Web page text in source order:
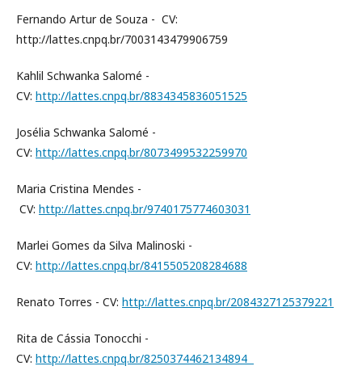
Fernando Artur de Souza - CV:
http://lattes.cnpq.br/7003143479906759
Kahlil Schwanka Salomé -
CV: http://lattes.cnpq.br/8834345836051525
Josélia Schwanka Salomé -
CV: http://lattes.cnpq.br/8073499532259970
Maria Cristina Mendes -
CV: http://lattes.cnpq.br/9740175774603031
Marlei Gomes da Silva Malinoski -
CV: http://lattes.cnpq.br/8415505208284688
Renato Torres - CV: http://lattes.cnpq.br/2084327125379221
Rita de Cássia Tonocchi -
CV: http://lattes.cnpq.br/8250374462134894